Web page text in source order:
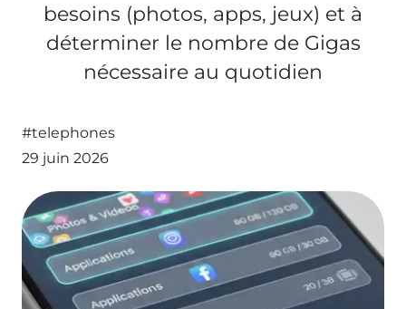
besoins (photos, apps, jeux) et à
déterminer le nombre de Gigas
nécessaire au quotidien
#telephones
29 juin 2026